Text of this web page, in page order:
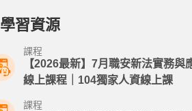
學習資源
課程
【2026最新】7月職安新法實務
線上課程｜104獨家人資線上課
課程